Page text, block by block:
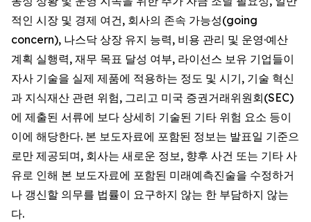
적인 시장 및 경제 여건, 회사의 존속 가능성(going
concern), 나스닥 상장 유지 능력, 비용 관리 및 운영·예산
계획 실행력, 재무 목표 달성 여부, 라이선스 보유 기업들이
자사 기술을 실제 제품에 적용하는 정도 및 시기, 기술 혁신
과 지식재산 관련 위험, 그리고 미국 증권거래위원회(SEC)
에 제출된 서류에 보다 상세히 기술된 기타 위험 요소 등이
이에 해당한다. 본 보도자료에 포함된 정보는 발표일 기준으
로만 제공되며, 회사는 새로운 정보, 향후 사건 또는 기타 사
유로 인해 본 보도자료에 포함된 미래예측진술을 수정하거
나 갱신할 의무를 법률이 요구하지 않는 한 부담하지 않는
다.